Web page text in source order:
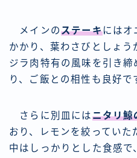
メインのステーキにはオ
かかり、葉わさびとしょう
ジラ肉特有の風味を引き
り、ご飯との相性も良好で
さらに別皿にはニタリ鯨
おり、レモンを絞っていた
中はしっかりとした食感